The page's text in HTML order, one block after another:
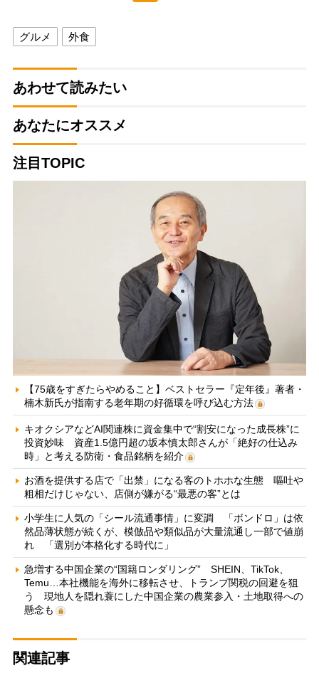
グルメ 外食
あわせて読みたい
あなたにオススメ
注目TOPIC
【75歳をすぎたらやめること】ベストセラー『定年後』著者・
楠木新氏が指南する老年期の好循環を呼び込む方法
キオクシアなどAI関連株に資金集中で“割安になった成長株”に
投資妙味 資産1.5億円超の坂本慎太郎さんが「絶好の仕込み
時」と考える防衛・食品銘柄を紹介
お酒を提供する店で「出禁」になる客のトホホな生態 嘔吐や
粗相だけじゃない、店側が嫌がる“最悪の客”とは
小学生に人気の「シール流通事情」に変調 「ボンドロ」は依
然品薄状態が続くが、模倣品や類似品が大量流通し一部で値崩
れ 「選別が本格化する時代に」
急増する中国企業の“国籍ロンダリング” SHEIN、TikTok、
Temu…本社機能を海外に移転させ、トランプ関税の回避を狙
う 現地人を隠れ蓑にした中国企業の農業参入・土地取得への
懸念も
関連記事